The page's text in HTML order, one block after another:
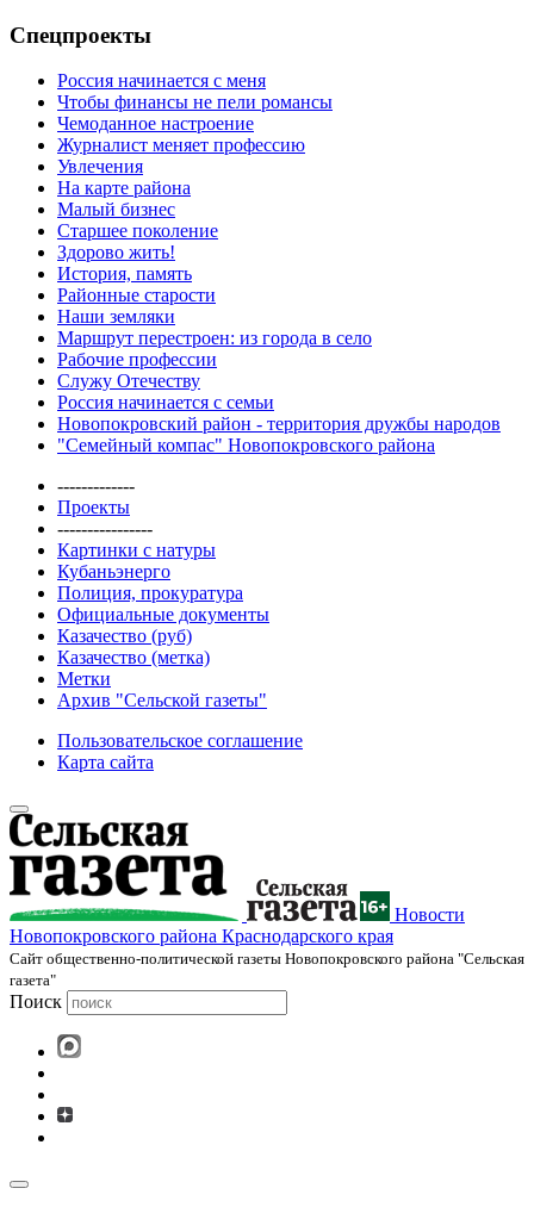
Спецпроекты
Россия начинается с меня
Чтобы финансы не пели романсы
Чемоданное настроение
Журналист меняет профессию
Увлечения
На карте района
Малый бизнес
Старшее поколение
Здорово жить!
История, память
Районные старости
Наши земляки
Маршрут перестроен: из города в село
Рабочие профессии
Служу Отечеству
Россия начинается с семьи
Новопокровский район - территория дружбы народов
"Семейный компас" Новопокровского района
-------------
Проекты
----------------
Картинки с натуры
Кубаньэнерго
Полиция, прокуратура
Официальные документы
Казачество (руб)
Казачество (метка)
Метки
Архив "Сельской газеты"
Пользовательское соглашение
Карта сайта
Новости
Новопокровского района Краснодарского края
Cайт общественно-политической газеты Новопокровского района "Сельская
газета"
Поиск